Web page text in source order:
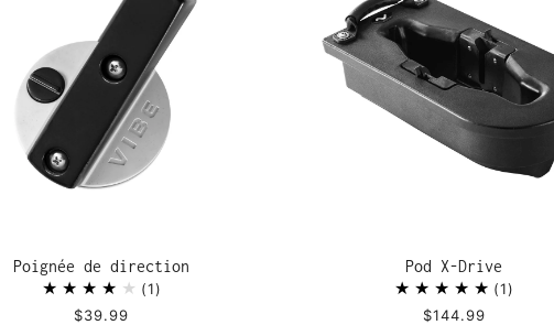
Poignée de direction
1
$39.99
Pod X-Drive
1
$144.99